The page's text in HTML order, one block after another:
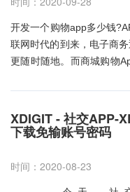
生活类应用导量 用不了社
导量也是不错的，毕竟要
个大忙，金山就借这个成
推广 在国内，iOS越狱市
存在非常久，如果这块做
五、积分墙推广 虽然积
虫，死而不僵，近期还是
的， 比如有APP内嵌的广
开发一个购物app多少钱
联网时代的到来，电子商
更随时随地。而商城购物
过免费的信息推送开展促
言之，手机App购物商城
带到现实的商店中去在线
更高的去要求每一个开发
XDIGIT - 社交APP-
下载免输账号密码
时间：2020-08-23